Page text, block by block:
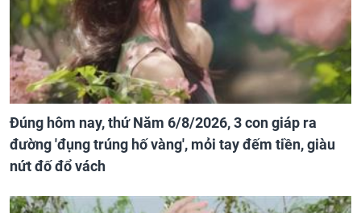
Đúng hôm nay, thứ Năm 6/8/2026, 3 con giáp ra
đường 'đụng trúng hố vàng', mỏi tay đếm tiền, giàu
nứt đố đổ vách